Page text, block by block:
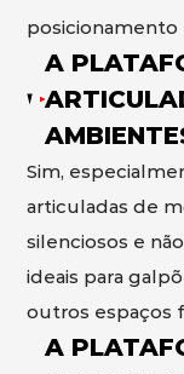
posicionamento
A
Sim,
articuladas de
silenciosos e
ideais para
outros espaços
A